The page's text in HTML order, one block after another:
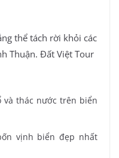
thể tách rời khỏi các
Thuận. Đất Việt Tour
và thác nước trên biển
vịnh biển đẹp nhất